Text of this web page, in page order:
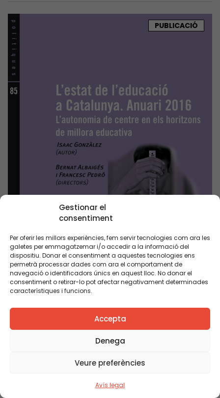
Gestionar el
consentiment
Per oferir les millors experiències, fem servir tecnologies com ara les
galetes per emmagatzemar i/o accedir a la informació del
dispositiu. Donar el consentiment a aquestes tecnologies ens
permetrà processar dades com ara el comportament de
navegació o identificadors únics en aquest lloc. No donar el
consentiment o retirar-lo pot afectar negativament determinades
característiques i funcions.
Accepta
Denega
Veure preferències
Avís legal
PUBLICACIÓ
L’autonomia de centre en els horitzons de